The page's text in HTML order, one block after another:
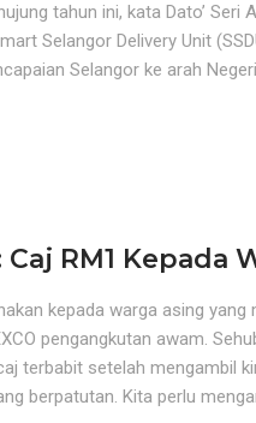
tahun ini, kata Dato’ Seri
Selangor Delivery Unit
Selangor ke arah
RM1 Kepada
kepada warga asing
pengangkutan awam.
terbabit setelah mengambil
berpatutan. Kita perlu